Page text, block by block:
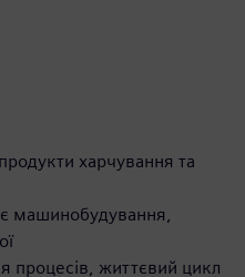
харчування та
машинобудування,
процесів, життєвий цикл